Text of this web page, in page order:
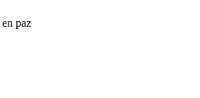
paz